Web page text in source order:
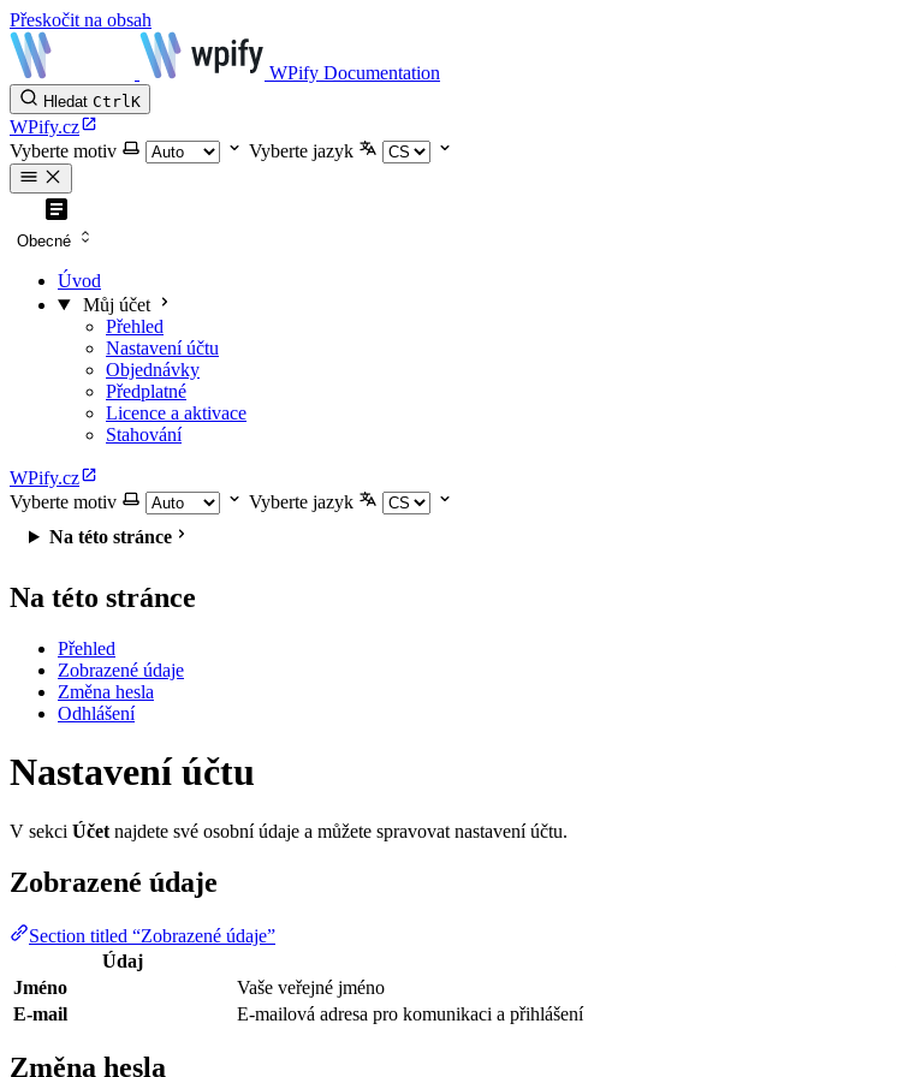
Přeskočit na obsah
WPify Documentation
Hledat CtrlK
WPify.cz
Vyberte motiv
Vyberte jazyk
Obecné
Úvod
Můj účet
Přehled
Nastavení účtu
Objednávky
Předplatné
Licence a aktivace
Stahování
WPify.cz
Vyberte motiv
Vyberte jazyk
Na této stránce
Na této stránce
Přehled
Zobrazené údaje
Změna hesla
Odhlášení
Nastavení účtu
V sekci Účet najdete své osobní údaje a můžete spravovat nastavení účtu.
Zobrazené údaje
Section titled “Zobrazené údaje”
Údaj
Jméno
Vaše veřejné jméno
E-mail
E-mailová adresa pro komunikaci a přihlášení
Změna hesla